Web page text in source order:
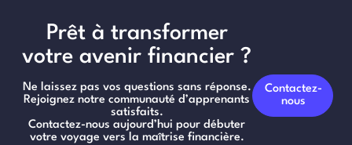
Prêt à transformer
votre avenir financier ?
Ne laissez pas vos questions sans réponse.
Rejoignez notre communauté d’apprenants
satisfaits.
Contactez-nous aujourd’hui pour débuter
votre voyage vers la maîtrise financière.
Contactez-
nous